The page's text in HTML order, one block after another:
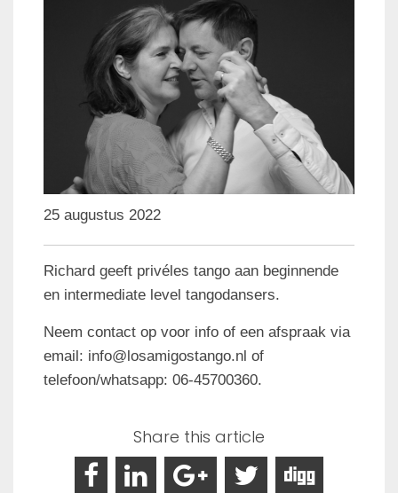
25 augustus 2022
Richard geeft privéles tango aan beginnende
en intermediate level tangodansers.
Neem contact op voor info of een afspraak via
email: info@losamigostango.nl of
telefoon/whatsapp: 06-45700360.
Share this article